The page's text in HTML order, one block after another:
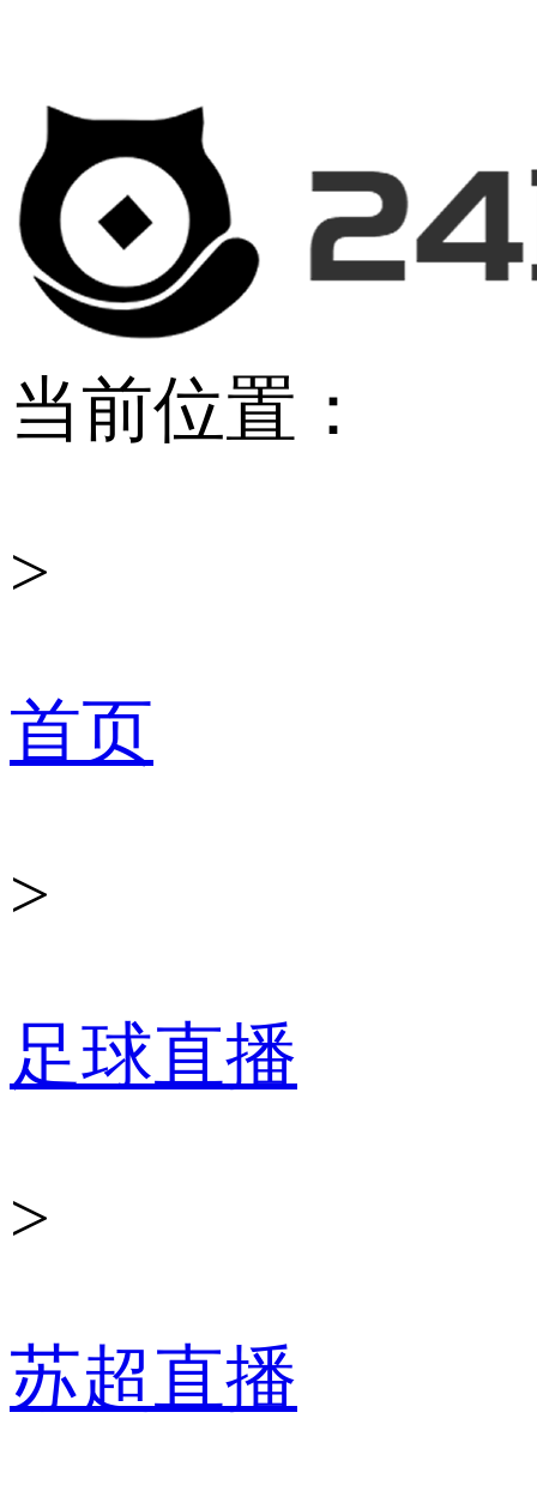
当前位置：
>
首页
>
足球直播
>
苏超直播